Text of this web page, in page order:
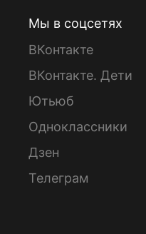
Мы в соцсетях
ВКонтакте
ВКонтакте. Дети
Ютьюб
Одноклассники
Дзен
Телеграм